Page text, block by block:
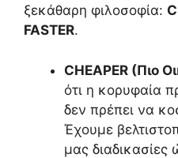
ξεκάθαρη φιλοσοφία:
FASTER.
CHEAPER (Πιο
ότι η κορυφαία
δεν πρέπει να
Έχουμε
μας